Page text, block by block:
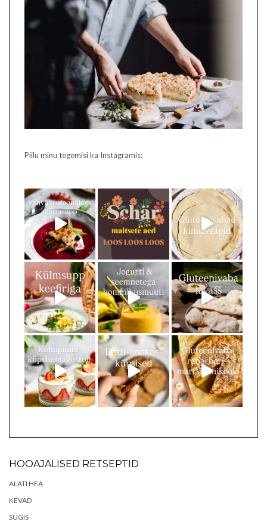
Piilu minu tegemisi ka Instagramis:
HOOAJALISED RETSEPTID
ALATI HEA
KEVAD
SÜGIS